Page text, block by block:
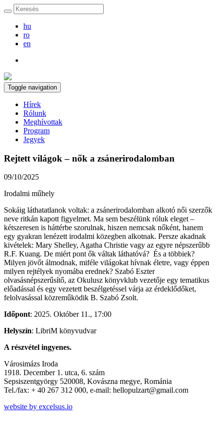
hu
ro
en
Toggle navigation
Hírek
Rólunk
Meghívottak
Program
Jegyek
Rejtett világok – nők a zsánerirodalomban
09/10/2025
Irodalmi műhely
Sokáig láthatatlanok voltak: a zsánerirodalomban alkotó női szerzők
neve ritkán kapott figyelmet. Ma sem beszélünk róluk eleget –
kétszeresen is háttérbe szorulnak, hiszen nemcsak nőként, hanem
egy gyakran lenézett irodalmi közegben alkotnak. Persze akadnak
kivételek: Mary Shelley, Agatha Christie vagy az egyre népszerűbb
R.F. Kuang. De miért pont ők váltak láthatóvá? És a többiek?
Milyen jövőt álmodnak, miféle világokat hívnak életre, vagy éppen
milyen rejtélyek nyomába erednek? Szabó Eszter
olvasásnépszerűsítő, az Okulusz könyvklub vezetője egy tematikus
előadással és egy vezetett beszélgetéssel várja az érdeklődőket,
felolvasással közreműködik B. Szabó Zsolt.
Időpont: 2025. Október 11., 17:00
Helyszín: LibriM könyvudvar
A részvétel ingyenes.
Városimázs Iroda
1918. December 1. utca, 6. szám
Sepsiszentgyörgy 520008, Kovászna megye, Románia
Tel./fax: + 40 267 312 000, e-mail: hellopulzart@gmail.com
website by excelsus.io